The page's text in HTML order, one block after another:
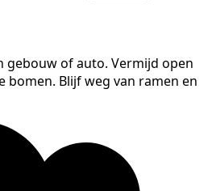
gebouw of auto. Vermijd open
bomen. Blijf weg van ramen en